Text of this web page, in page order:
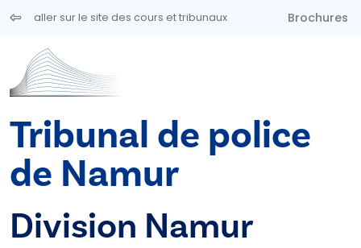
Aller au contenu principal
aller sur le site des cours et tribunaux Brochures
Tribunal de police
de Namur
Division Namur